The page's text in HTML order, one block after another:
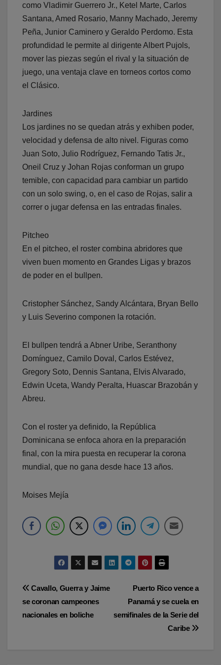
como Vladimir Guerrero Jr., Ketel Marte, Carlos
Santana, Amed Rosario, Manny Machado, Jeremy
Peña, Junior Caminero y Geraldo Perdomo. Esta
profundidad le permite al dirigente Albert Pujols,
mover las piezas según el rival y la situación de
juego, una ventaja clave en torneos cortos como
el Clásico.
Jardines
Los jardines no se quedan atrás y exhiben poder,
velocidad y defensa de alto nivel. Figuras como
Juan Soto, Julio Rodríguez, Fernando Tatis Jr.,
Oneil Cruz y Johan Rojas conforman un grupo
temible, con capacidad para cambiar un partido
con un solo swing, o, en el caso de Rojas, salir a
correr o jugar defensa en las entradas finales.
Pitcheo
En el pitcheo, el roster combina abridores que
viven buen momento en Grandes Ligas y brazos
de poder en el bullpen.
Cristopher Sánchez, Sandy Alcántara, Bryan Bello
y Luis Severino componen la rotación.
El bullpen tendrá a Abner Uribe, Seranthony
Domínguez, Camilo Doval, Carlos Estévez,
Gregory Soto, Dennis Santana, Elvis Alvarado,
Edwin Uceta, Wandy Peralta, Huascar Brazobán y
Abreu.
Con el roster ya definido, la República
Dominicana se enfoca ahora en la preparación
final, con la mira puesta en recuperar la corona
mundial, que no gana desde hace 13 años.
Moises Mejía
Navegación
de
Puerto Rico vence a
Panamá y se cuela en
semifinales de la Serie del
Caribe
Cavallo, Guerra y Jaime
se coronan campeones
nacionales en boliche